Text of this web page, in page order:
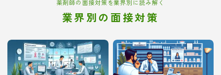
薬剤師の面接対策を業界別に読み解く
業界別の面接対策